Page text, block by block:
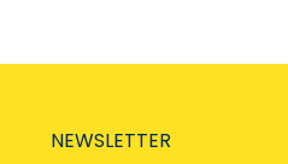
NEWSLETTER